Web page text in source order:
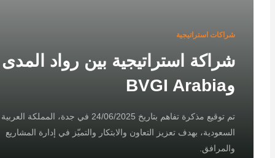
شراكات استراتيجية
شراكة استراتيجية بين رواد المدى
تم توقيع مذكرة تفاهم بتاريخ 24/06/2025 في جدة، المملكة العربية
السعودية، بهدف تعزيز التعاون والابتكار والتميّز في إدارة المشاريع